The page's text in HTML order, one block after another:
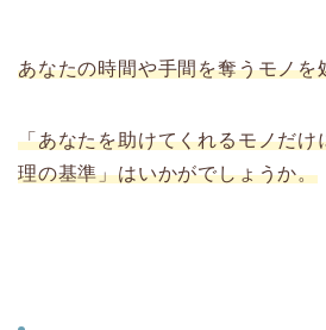
あなたの時間や手間を奪うモノを
「あなたを助けてくれるモノだけ
理の基準」はいかがでしょうか。